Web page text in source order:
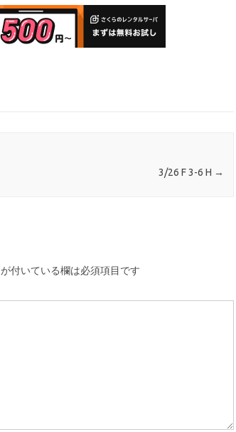
3/26 F 3-6 H →
が付いている欄は必須項目です